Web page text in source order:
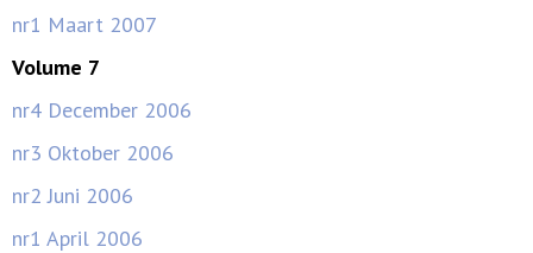
nr1 Maart 2007
Volume 7
nr4 December 2006
nr3 Oktober 2006
nr2 Juni 2006
nr1 April 2006